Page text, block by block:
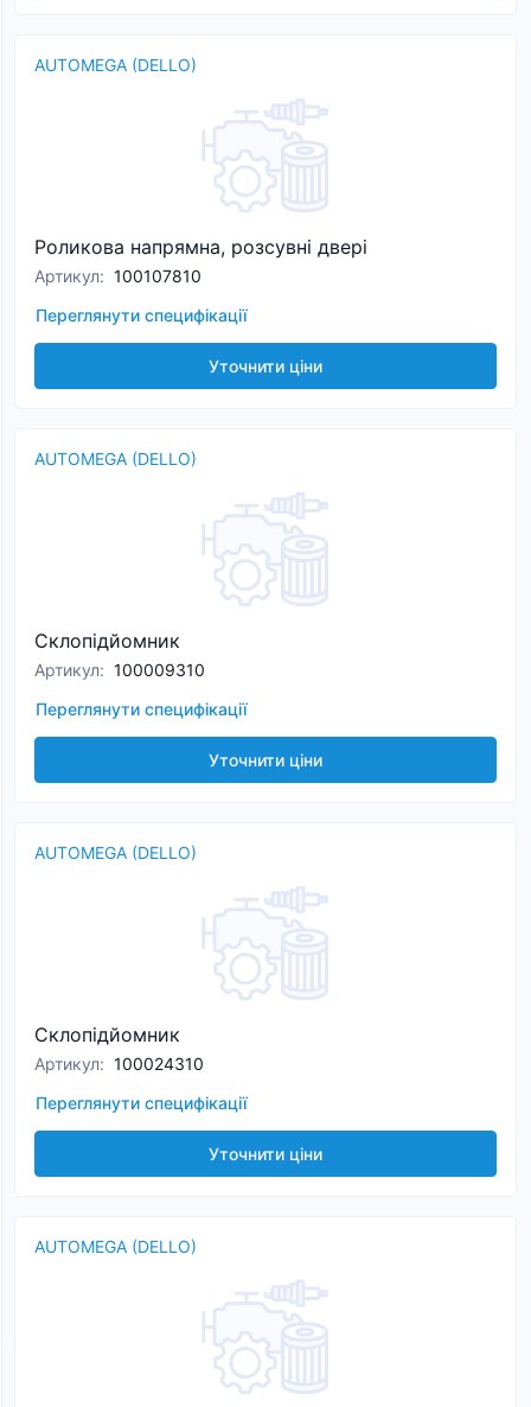
AUTOMEGA (DELLO)
Роликова напрямна, розсувні двері
Артикул: 100107810
Переглянути специфікації
Уточнити ціни
AUTOMEGA (DELLO)
Склопідйомник
Артикул: 100009310
Переглянути специфікації
Уточнити ціни
AUTOMEGA (DELLO)
Склопідйомник
Артикул: 100024310
Переглянути специфікації
Уточнити ціни
AUTOMEGA (DELLO)